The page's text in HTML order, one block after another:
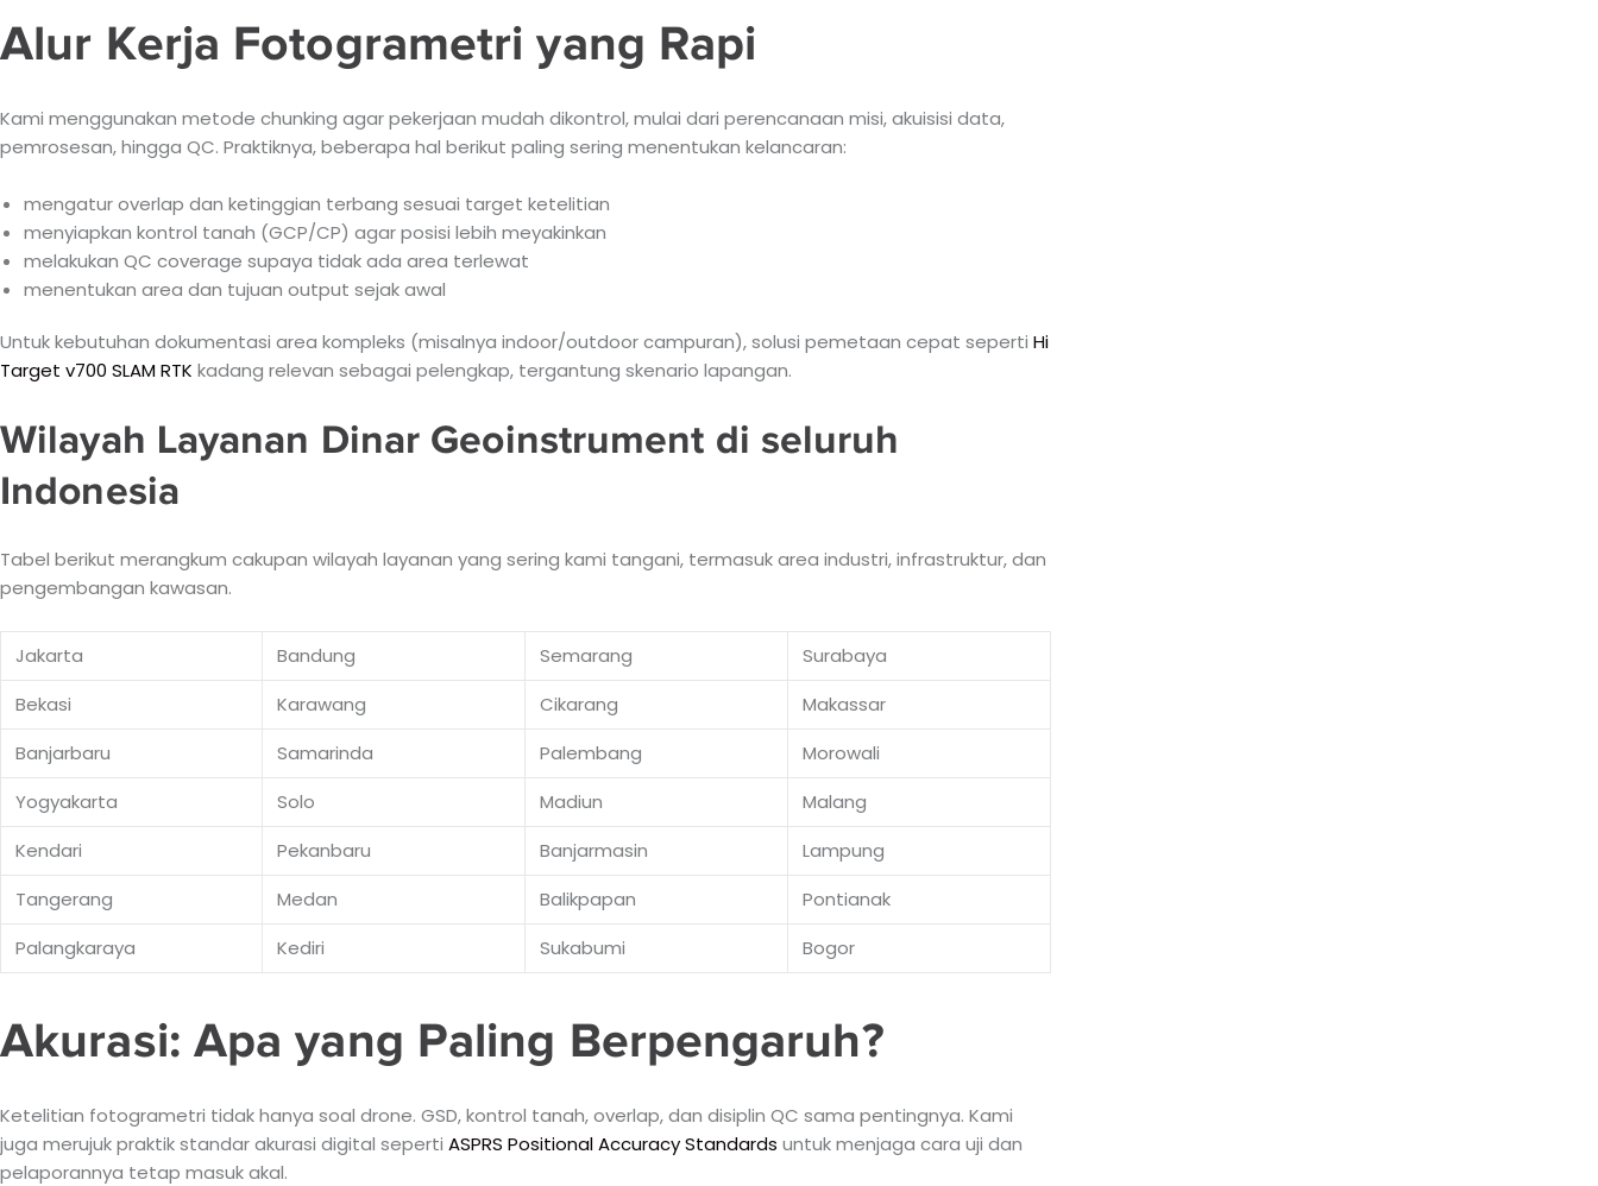
Alur Kerja Fotogrametri yang Rapi
Kami menggunakan metode chunking agar pekerjaan mudah dikontrol, mulai dari perencanaan misi, akuisisi data,
pemrosesan, hingga QC. Praktiknya, beberapa hal berikut paling sering menentukan kelancaran:
mengatur overlap dan ketinggian terbang sesuai target ketelitian
menyiapkan kontrol tanah (GCP/CP) agar posisi lebih meyakinkan
melakukan QC coverage supaya tidak ada area terlewat
menentukan area dan tujuan output sejak awal
Untuk kebutuhan dokumentasi area kompleks (misalnya indoor/outdoor campuran), solusi pemetaan cepat seperti Hi
Target v700 SLAM RTK kadang relevan sebagai pelengkap, tergantung skenario lapangan.
Wilayah Layanan Dinar Geoinstrument di seluruh
Indonesia
Tabel berikut merangkum cakupan wilayah layanan yang sering kami tangani, termasuk area industri, infrastruktur, dan
pengembangan kawasan.
Jakarta Bandung Semarang
Surabaya
Bekasi
Karawang Cikarang
Makassar
Banjarbaru
Samarinda Palembang
Morowali
Yogyakarta
Solo Madiun
Malang
Kendari
Pekanbaru Banjarmasin
Lampung
Tangerang
Medan Balikpapan
Pontianak
Palangkaraya
Kediri Sukabumi Bogor
Akurasi: Apa yang Paling Berpengaruh?
Ketelitian fotogrametri tidak hanya soal drone. GSD, kontrol tanah, overlap, dan disiplin QC sama pentingnya. Kami
juga merujuk praktik standar akurasi digital seperti ASPRS Positional Accuracy Standards untuk menjaga cara uji dan
pelaporannya tetap masuk akal.